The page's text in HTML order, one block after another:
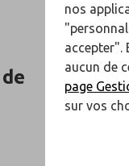
nos
accepter".
aucun de
page
sur vos